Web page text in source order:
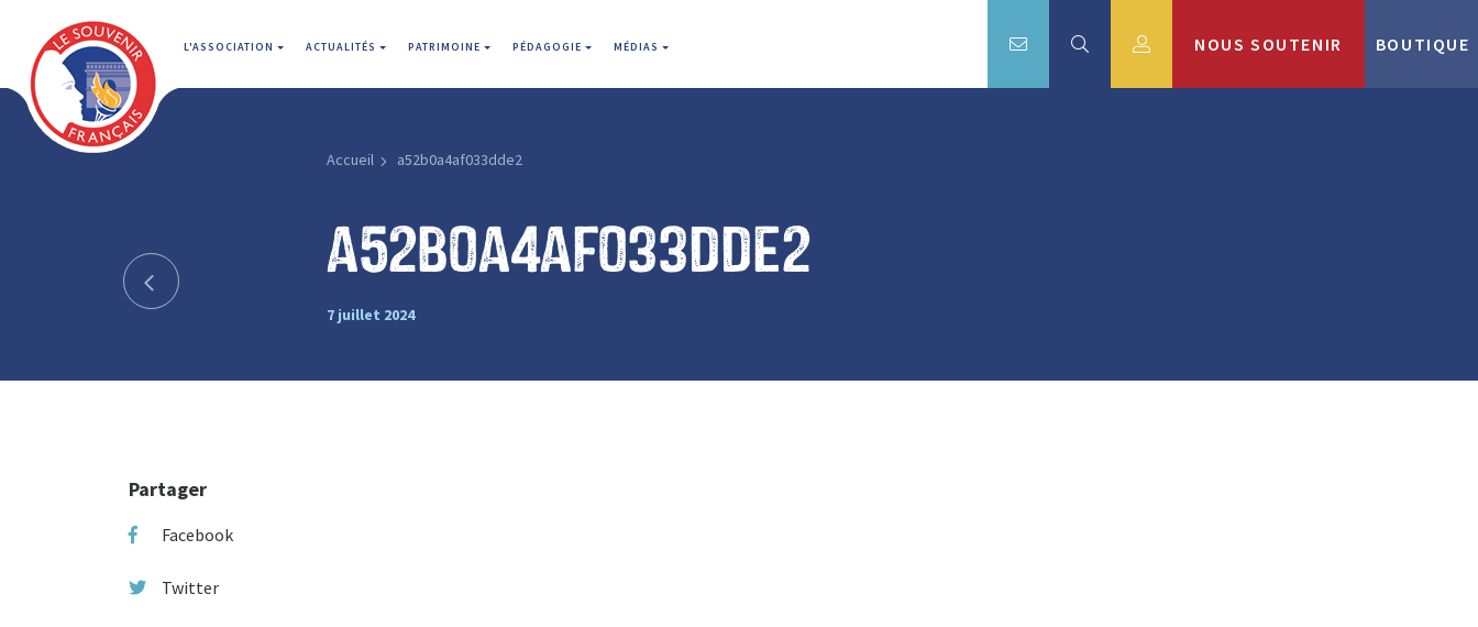
L'ASSOCIATION ACTUALITÉS PATRIMOINE PÉDAGOGIE MÉDIAS NOUS SOUTENIR BOUTIQUE
Accueil a52b0a4af033dde2
a52b0a4af033dde2
7 juillet 2024
Partager
Facebook
Twitter